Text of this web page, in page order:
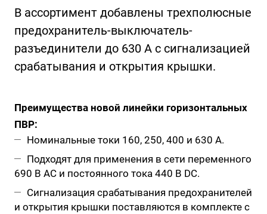
В ассортимент добавлены трехполюсные
предохранитель-выключатель-
разъединители до 630 А с сигнализацией
срабатывания и открытия крышки.
Преимущества новой линейки горизонтальных
ПВР:
Номинальные токи 160, 250, 400 и 630 А.
Подходят для применения в сети переменного
690 В АС и постоянного тока 440 В DC.
Сигнализация срабатывания предохранителей
и открытия крышки поставляются в комплекте с